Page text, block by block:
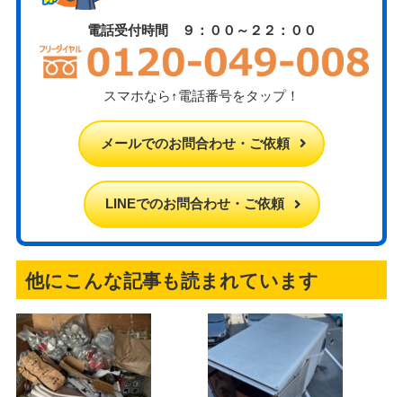
電話受付時間 ９：００～２２：００
スマホなら↑電話番号をタップ！
メールでのお問合わせ・ご依頼
LINEでのお問合わせ・ご依頼
他にこんな記事も読まれています